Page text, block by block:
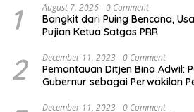
1 August 7, 2026 0 Comment
Bangkit dari Puing Bencana,
Pujian Ketua Satgas PRR
2 December 11, 2023 0 Comment
Pemantauan Ditjen Bina Adwil:
Gubernur sebagai Perwakilan
December 11, 2023 0 Comment